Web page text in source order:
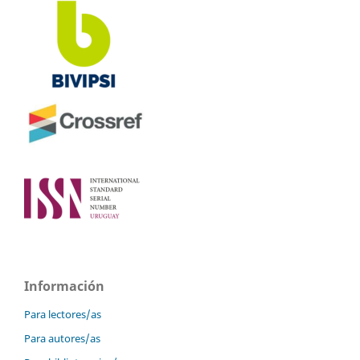
Información
Para lectores/as
Para autores/as